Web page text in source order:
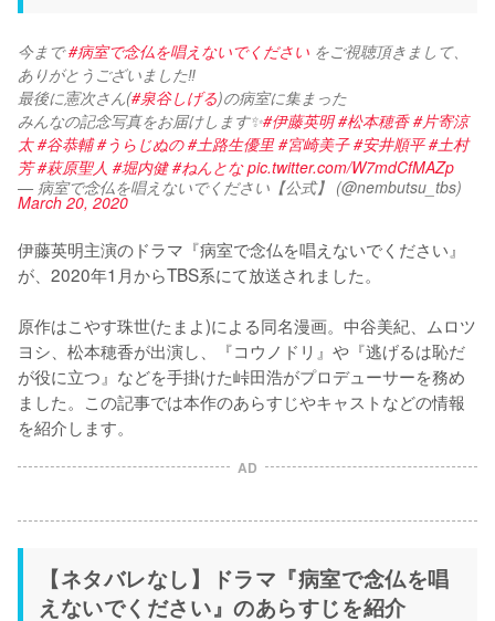
今まで #病室で念仏を唱えないでください をご視聴頂きまして、
ありがとうございました‼️
最後に憲次さん(#泉谷しげる)の病室に集まった
みんなの記念写真をお届けします✨#伊藤英明 #松本穂香 #片寄涼
太 #谷恭輔 #うらじぬの #土路生優里 #宮崎美子 #安井順平 #土村
芳 #萩原聖人 #堀内健 #ねんとな pic.twitter.com/W7mdCfMAZp
— 病室で念仏を唱えないでください【公式】 (@nembutsu_tbs)
March 20, 2020
伊藤英明主演のドラマ『病室で念仏を唱えないでください』
が、2020年1月からTBS系にて放送されました。
原作はこやす珠世(たまよ)による同名漫画。中谷美紀、ムロツ
ヨシ、松本穂香が出演し、『コウノドリ』や『逃げるは恥だ
が役に立つ』などを手掛けた峠田浩がプロデューサーを務め
ました。この記事では本作のあらすじやキャストなどの情報
を紹介します。
AD
【ネタバレなし】ドラマ『病室で念仏を唱
えないでください』のあらすじを紹介